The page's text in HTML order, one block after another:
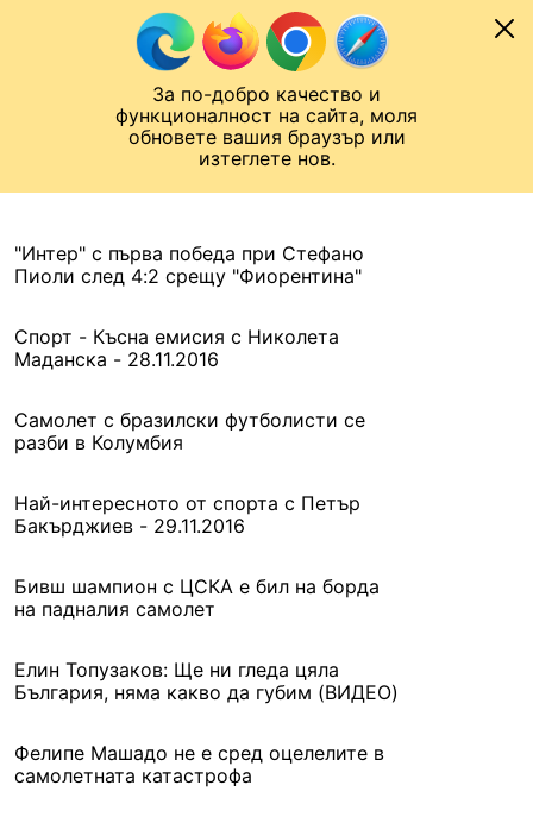
За по-добро качество и
функционалност на сайта, моля
обновете вашия браузър или
изтеглете нов.
Към съдържанието
Лига на Конференциите
"Интер" с първа победа при Стефано
Пиоли след 4:2 срещу "Фиорентина"
Спорт - Късна емисия с Николета
Маданска - 28.11.2016
Самолет с бразилски футболисти се
разби в Колумбия
Най-интересното от спорта с Петър
Бакърджиев - 29.11.2016
Бивш шампион с ЦСКА е бил на борда
на падналия самолет
Елин Топузаков: Ще ни гледа цяла
България, няма какво да губим (ВИДЕО)
Фелипе Машадо не е сред оцелелите в
самолетната катастрофа